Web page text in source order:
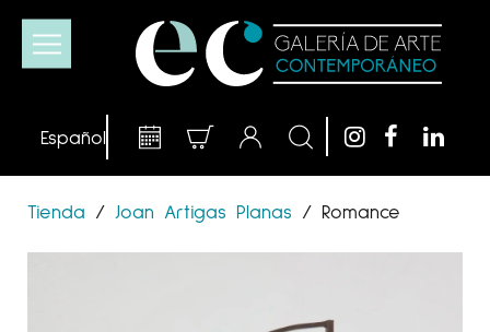
Tienda / Joan Artigas Planas / Romance